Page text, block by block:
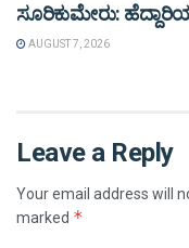
ಸೂರಿಕುಮೇರು:
AUGUST 7, 2026
Leave a Reply
Your email address will
marked *